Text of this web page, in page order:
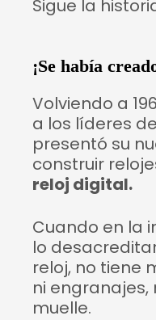
Sigue la
¡Se había
Volviendo a
a los líderes
presentó su
construir
reloj digital.
Cuando en la
lo
reloj, no tiene
ni engranajes,
muelle.